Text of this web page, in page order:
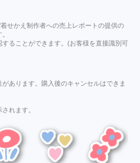
せかえ制作者への売上レポートの提供の
ることができます。(お客様を直接識別可
あります。購入後のキャンセルはできま
れます。